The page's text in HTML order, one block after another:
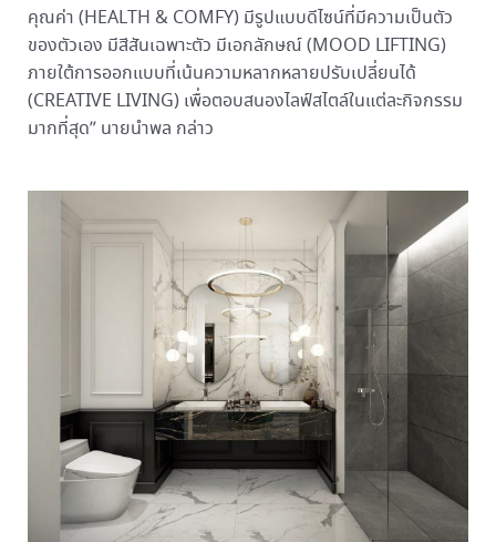
คุณค่า (HEALTH & COMFY) มีรูปแบบดีไซน์ที่มีความเป็นตัว
ของตัวเอง มีสีสันเฉพาะตัว มีเอกลักษณ์ (MOOD LIFTING)
ภายใต้การออกแบบที่เน้นความหลากหลายปรับเปลี่ยนได้
(CREATIVE LIVING) เพื่อตอบสนองไลฟ์สไตล์ในแต่ละกิจกรรม
มากที่สุด” นายนำพล กล่าว